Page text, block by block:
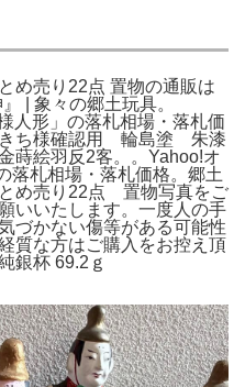
め売り22点 置物の通販は
| 象々の郷土玩具。
人形」の落札相場・落札価
ち様確認用 輪島塗 朱漆
蒔絵羽反2客。。Yahoo!オ
落札相場・落札価格。郷土
売り22点 置物写真をご
いいたします。一度人の手
づかない傷等がある可能性
質な方はご購入をお控え頂
銀杯 69.2ｇ